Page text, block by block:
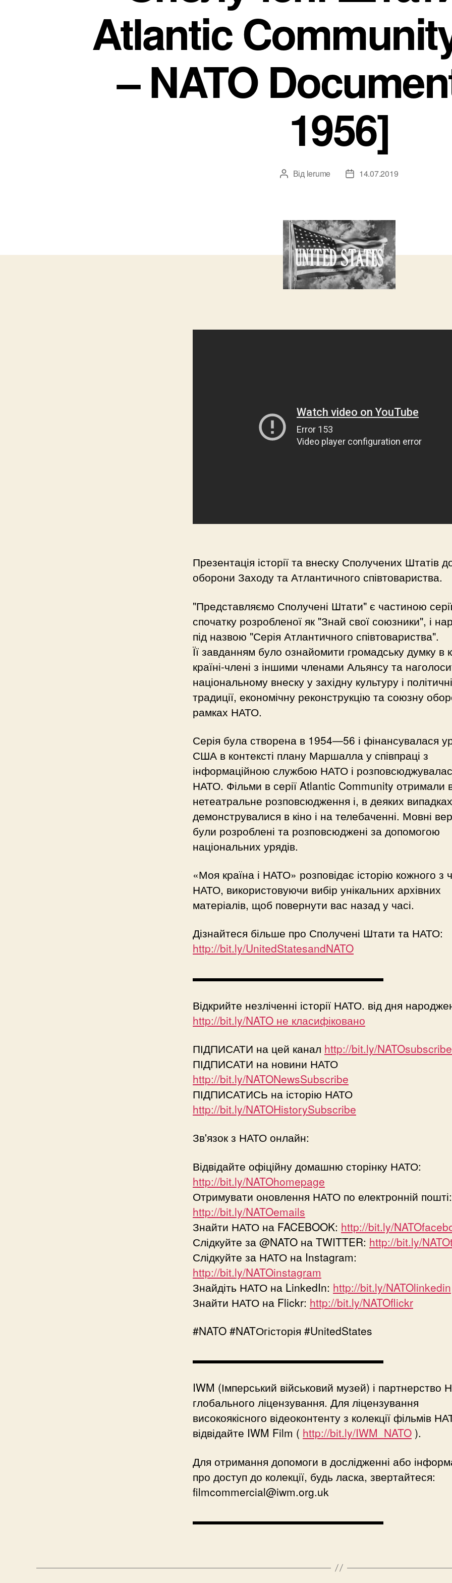
Atlantic
– NATO
1956]
Автор
Від lerume
Дата14.07.2019
Презентація історії та внеску Сполучених Штатів
оборони Заходу та Атлантичного співтовариства.
"Представляємо Сполучені Штати" є частиною
спочатку розробленої як "Знай свої союзники", і
під назвою "Серія Атлантичного співтовариства".
Її завданням було ознайомити громадську думку в
країні-члені з іншими членами Альянсу та
національному внеску у західну культуру і політичні
традиції, економічну реконструкцію та союзну
рамках НАТО.
Серія була створена в 1954—56 і фінансувалася
США в контексті плану Маршалла у співпраці з
інформаційною службою НАТО і
НАТО. Фільми в серії Atlantic Community отримали
нетеатральне розповсюдження і, в деяких
демонструвалися в кіно і на телебаченні. Мовні
були розроблені та розповсюджені за допомогою
національних урядів.
«Моя країна і НАТО» розповідає історію кожного з
НАТО, використовуючи вибір унікальних архівних
матеріалів, щоб повернути вас назад у часі.
Дізнайтеся більше про Сполучені Штати та НАТО:
http://bit.ly/UnitedStatesandNATO
▬▬▬▬▬▬▬▬▬▬▬▬▬▬▬▬▬▬
Відкрийте незліченні історії НАТО. від дня
http://bit.ly/NATO не класифіковано
ПІДПИСАТИ на цей канал http://bit.ly/NATOsubscribe
ПІДПИСАТИ на новини НАТО
http://bit.ly/NATONewsSubscribe
ПІДПИСАТИСЬ на історію НАТО
http://bit.ly/NATOHistorySubscribe
Зв'язок з НАТО онлайн:
Відвідайте офіційну домашню сторінку НАТО:
http://bit.ly/NATOhomepage
Отримувати оновлення НАТО по електронній пошті:
http://bit.ly/NATOemails
Знайти НАТО на FACEBOOK: http://bit.ly/
Слідкуйте за @NATO на TWITTER: http://bit.ly/
Слідкуйте за НАТО на Instagram:
http://bit.ly/NATOinstagram
Знайдіть НАТО на LinkedIn: http://bit.ly/NATOlinkedin
Знайти НАТО на Flickr: http://bit.ly/NATOflickr
#NATO #NATОгісторія #UnitedStates
▬▬▬▬▬▬▬▬▬▬▬▬▬▬▬▬▬▬
IWM (Імперський військовий музей) і партнерство
глобального ліцензування. Для ліцензування
високоякісного відеоконтенту з колекції фільмів
відвідайте IWM Film ( http://bit.ly/IWM_NATO ).
Для отримання допомоги в дослідженні або
про доступ до колекції, будь ласка, звертайтеся:
filmcommercial@iwm.org.uk
▬▬▬▬▬▬▬▬▬▬▬▬▬▬▬▬▬▬